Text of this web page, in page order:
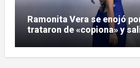
Ramonita Vera se enojó
trataron de «copiona» y